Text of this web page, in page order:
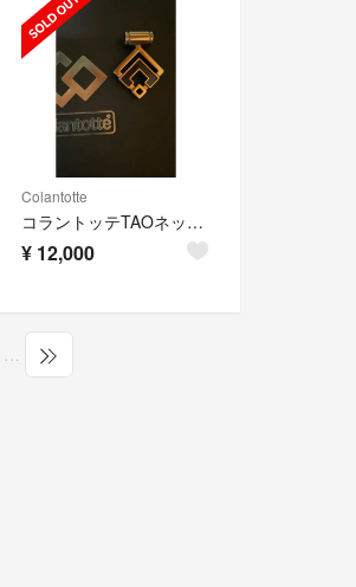
Colantotte
コラントッテTAOネックレス
¥ 12,000
…